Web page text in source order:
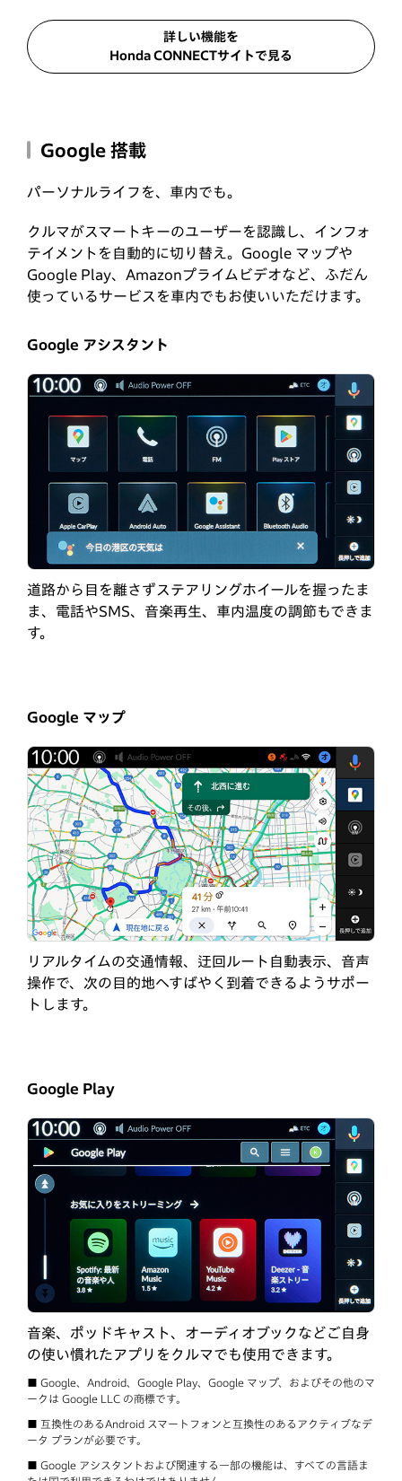
詳しい機能を
Honda CONNECTサイトで見る
Google 搭載
パーソナルライフを、車内でも。
クルマがスマートキーのユーザーを認識し、インフォ
テイメントを自動的に切り替え。Google マップや
Google Play、Amazonプライムビデオなど、ふだん
使っているサービスを車内でもお使いいただけます。
Google アシスタント
道路から目を離さずステアリングホイールを握ったま
ま、電話やSMS、音楽再生、車内温度の調節もできま
す。
Google マップ
リアルタイムの交通情報、迂回ルート自動表示、音声
操作で、次の目的地へすばやく到着できるようサポー
トします。
Google Play
音楽、ポッドキャスト、オーディオブックなどご自身
の使い慣れたアプリをクルマでも使用できます。
■ Google、Android、Google Play、Google マップ、およびその他のマ
ークは Google LLC の商標です。
■ 互換性のあるAndroid スマートフォンと互換性のあるアクティブなデ
ータ プランが必要です。
■ Google アシスタントおよび関連する一部の機能は、すべての言語ま